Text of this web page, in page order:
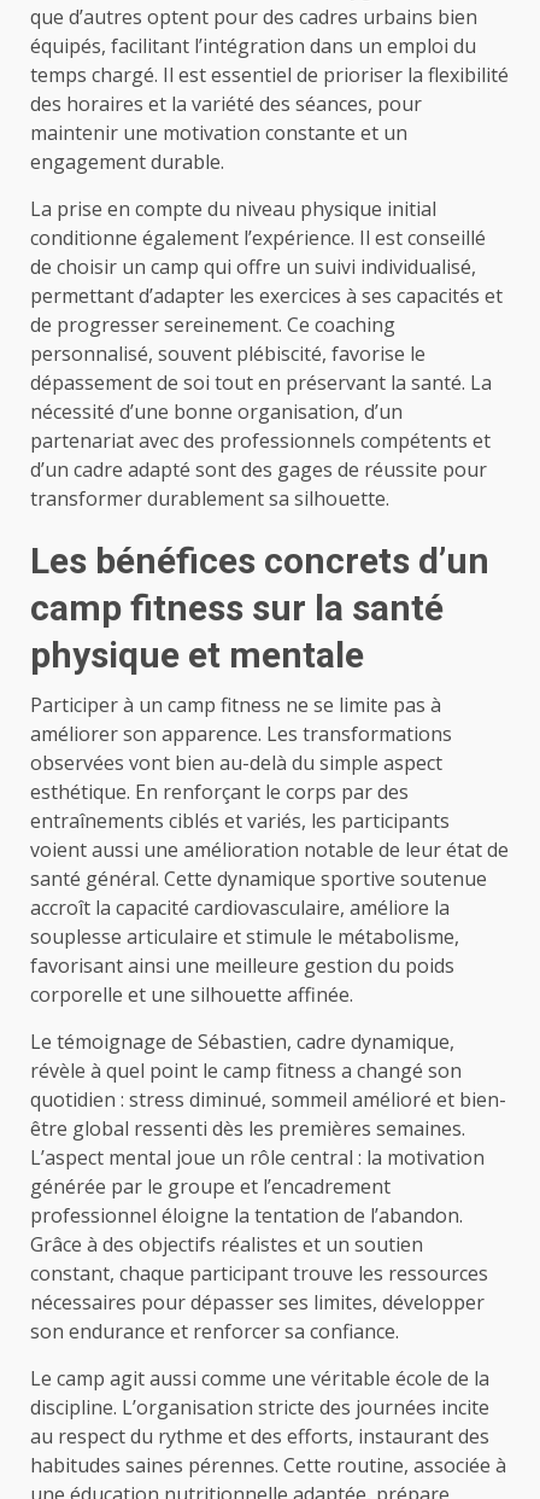
que d’autres optent pour des cadres urbains bien
équipés, facilitant l’intégration dans un emploi du
temps chargé. Il est essentiel de prioriser la flexibilité
des horaires et la variété des séances, pour
maintenir une motivation constante et un
engagement durable.
La prise en compte du niveau physique initial
conditionne également l’expérience. Il est conseillé
de choisir un camp qui offre un suivi individualisé,
permettant d’adapter les exercices à ses capacités et
de progresser sereinement. Ce coaching
personnalisé, souvent plébiscité, favorise le
dépassement de soi tout en préservant la santé. La
nécessité d’une bonne organisation, d’un
partenariat avec des professionnels compétents et
d’un cadre adapté sont des gages de réussite pour
transformer durablement sa silhouette.
Les bénéfices concrets d’un
camp fitness sur la santé
physique et mentale
Participer à un camp fitness ne se limite pas à
améliorer son apparence. Les transformations
observées vont bien au-delà du simple aspect
esthétique. En renforçant le corps par des
entraînements ciblés et variés, les participants
voient aussi une amélioration notable de leur état de
santé général. Cette dynamique sportive soutenue
accroît la capacité cardiovasculaire, améliore la
souplesse articulaire et stimule le métabolisme,
favorisant ainsi une meilleure gestion du poids
corporelle et une silhouette affinée.
Le témoignage de Sébastien, cadre dynamique,
révèle à quel point le camp fitness a changé son
quotidien : stress diminué, sommeil amélioré et bien-
être global ressenti dès les premières semaines.
L’aspect mental joue un rôle central : la motivation
générée par le groupe et l’encadrement
professionnel éloigne la tentation de l’abandon.
Grâce à des objectifs réalistes et un soutien
constant, chaque participant trouve les ressources
nécessaires pour dépasser ses limites, développer
son endurance et renforcer sa confiance.
Le camp agit aussi comme une véritable école de la
discipline. L’organisation stricte des journées incite
au respect du rythme et des efforts, instaurant des
habitudes saines pérennes. Cette routine, associée à
une éducation nutritionnelle adaptée, prépare